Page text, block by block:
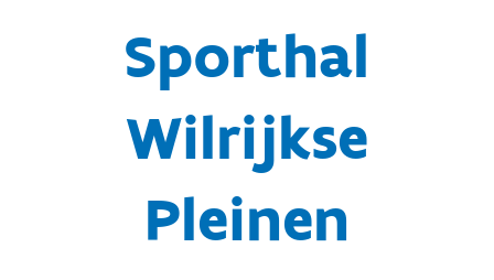
Sporthal
Wilrijkse
Pleinen